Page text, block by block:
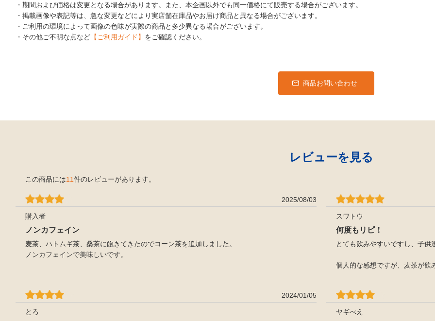
・期間および価格は変更となる場合があります。また、本企画以外でも同一価格にて販売する場合がございます。
・掲載画像や表記等は、急な変更などにより実店舗在庫品やお届け商品と異なる場合がございます。
・ご利用の環境によって画像の色味が実際の商品と多少異なる場合がございます。
・その他ご不明な点など 【ご利用ガイド】 をご確認ください。
商品お問い合わせ
レビューを見る
この商品には11件のレビューがあります。
2025/08/03
購入者
ノンカフェイン
麦茶、ハトムギ茶、桑茶に飽きてきたのでコーン茶を追加しました。
ノンカフェインで美味しいです。
スワトウ
何度もリピ！
とても飲みやすいですし、子供
個人的な感想ですが、麦茶が飲
2024/01/05
とろ ヤギべえ